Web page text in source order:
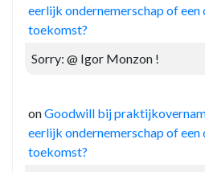
eerlijk ondernemerschap of een
toekomst?
Sorry: @ Igor Monzon !
onGoodwill bij
eerlijk ondernemerschap of een
toekomst?